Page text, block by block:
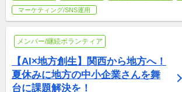
マーケティング/SNS運用
メンバー/継続ボランティア
【AI×地方創生】関西から地方へ！
夏休みに地方の中小企業さんを舞
台に課題解決を！